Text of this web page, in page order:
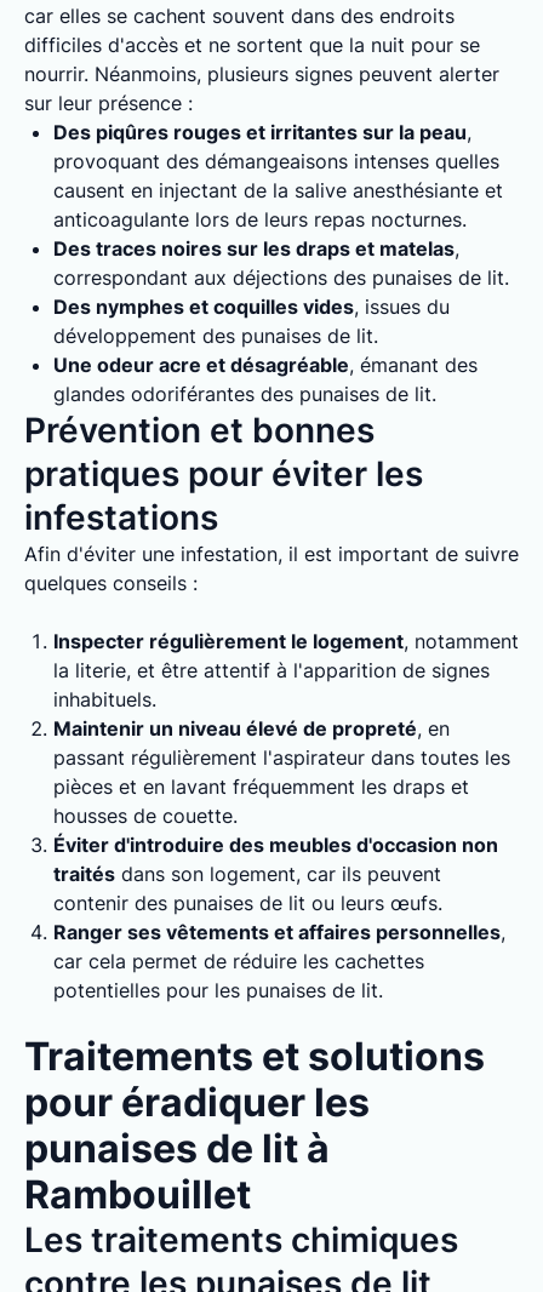
car elles se cachent souvent dans des endroits
difficiles d'accès et ne sortent que la nuit pour se
nourrir. Néanmoins, plusieurs signes peuvent alerter
sur leur présence :
Des piqûres rouges et irritantes sur la peau,
provoquant des démangeaisons intenses quelles
causent en injectant de la salive anesthésiante et
anticoagulante lors de leurs repas nocturnes.
Des traces noires sur les draps et matelas,
correspondant aux déjections des punaises de lit.
Des nymphes et coquilles vides, issues du
développement des punaises de lit.
Une odeur acre et désagréable, émanant des
glandes odoriférantes des punaises de lit.
Prévention et bonnes
pratiques pour éviter les
infestations
Afin d'éviter une infestation, il est important de suivre
quelques conseils :
Inspecter régulièrement le logement, notamment
la literie, et être attentif à l'apparition de signes
inhabituels.
Maintenir un niveau élevé de propreté, en
passant régulièrement l'aspirateur dans toutes les
pièces et en lavant fréquemment les draps et
housses de couette.
Éviter d'introduire des meubles d'occasion non
traités dans son logement, car ils peuvent
contenir des punaises de lit ou leurs œufs.
Ranger ses vêtements et affaires personnelles,
car cela permet de réduire les cachettes
potentielles pour les punaises de lit.
Traitements et solutions
pour éradiquer les
punaises de lit à
Rambouillet
Les traitements chimiques
contre les punaises de lit